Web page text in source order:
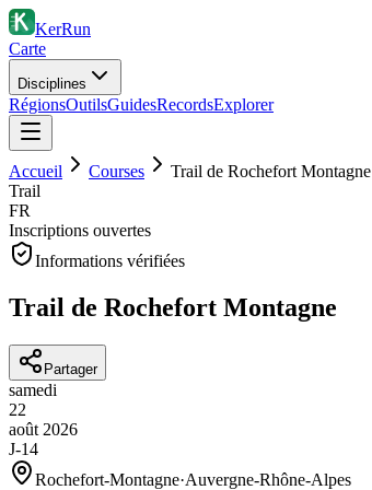
KerRun
Carte
Disciplines
RégionsOutilsGuidesRecordsExplorer
Accueil Courses
Trail de Rochefort Montagne
Trail
FR
Inscriptions ouvertes
Informations vérifiées
Trail de Rochefort Montagne
Partager
samedi
22
août 2026
J-14
Rochefort-Montagne·Auvergne-Rhône-Alpes